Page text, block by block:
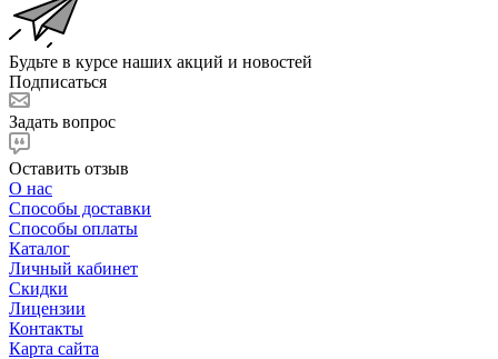
Будьте в курсе наших акций и новостей
Подписаться
Задать вопрос
Оставить отзыв
О нас
Способы доставки
Способы оплаты
Каталог
Личный кабинет
Скидки
Лицензии
Контакты
Карта сайта